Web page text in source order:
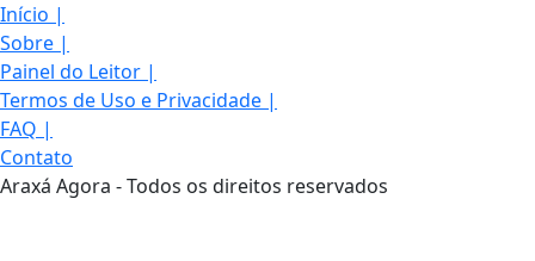
Início |
Sobre |
Painel do Leitor |
Termos de Uso e Privacidade |
FAQ |
Contato
Araxá Agora - Todos os direitos reservados